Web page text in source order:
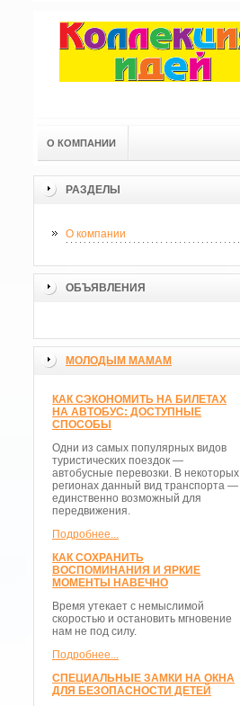
О КОМПАНИИ
РАЗДЕЛЫ
О компании
ОБЪЯВЛЕНИЯ
МОЛОДЫМ МАМАМ
КАК СЭКОНОМИТЬ НА БИЛЕТАХ
НА АВТОБУС: ДОСТУПНЫЕ
СПОСОБЫ
Одни из самых популярных видов
туристических поездок —
автобусные перевозки. В некоторых
регионах данный вид транспорта —
единственно возможный для
передвижения.
Подробнее...
КАК СОХРАНИТЬ
ВОСПОМИНАНИЯ И ЯРКИЕ
МОМЕНТЫ НАВЕЧНО
Время утекает с немыслимой
скоростью и остановить мгновение
нам не под силу.
Подробнее...
СПЕЦИАЛЬНЫЕ ЗАМКИ НА ОКНА
ДЛЯ БЕЗОПАСНОСТИ ДЕТЕЙ